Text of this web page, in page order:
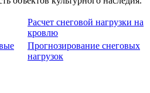
Расчет снеговой нагрузки на
кровлю
Прогнозирование снеговых
нагрузок